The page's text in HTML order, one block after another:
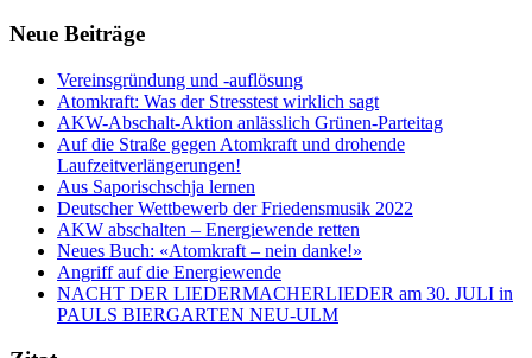
Neue Beiträge
Vereinsgründung und -auflösung
Atomkraft: Was der Stresstest wirklich sagt
AKW-Abschalt-Aktion anlässlich Grünen-Parteitag
Auf die Straße gegen Atomkraft und drohende
Laufzeitverlängerungen!
Aus Saporischschja lernen
Deutscher Wettbewerb der Friedensmusik 2022
AKW abschalten – Energiewende retten
Neues Buch: «Atomkraft – nein danke!»
Angriff auf die Energiewende
NACHT DER LIEDERMACHERLIEDER am 30. JULI in
PAULS BIERGARTEN NEU-ULM